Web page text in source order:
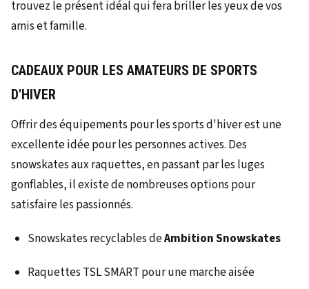
CADEAUX POUR LES AMATEURS DE SPORTS
D'HIVER
Offrir des équipements pour les sports d'hiver est une
excellente idée pour les personnes actives. Des
snowskates aux raquettes, en passant par les luges
gonflables, il existe de nombreuses options pour
satisfaire les passionnés.
Snowskates recyclables deAmbition Snowskates
Raquettes TSL SMART pour une marche aisée